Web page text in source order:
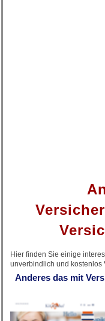
Hier finden Sie einige
unverbindlich und kostenlos
Anderes das mit